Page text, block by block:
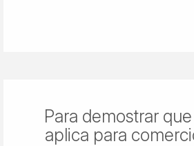
Para demostrar
aplica para